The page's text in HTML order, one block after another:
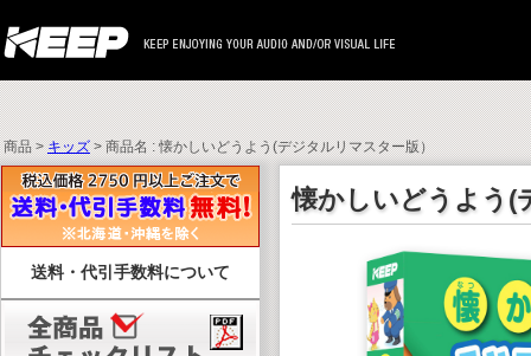
商品 >キッズ> 商品名 : 懐かしいどうよう(デジタルリマスター版）
送料・代引手数料について
懐かしいどうよう(